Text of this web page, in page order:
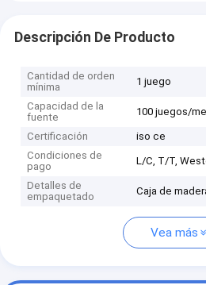
Descripción De Producto
Cantidad de orden
mínima
1 juego
Capacidad de la
fuente
100 juegos/
Certificación
iso ce
Condiciones de
pago
L/C, T/T,
Detalles de
empaquetado
Caja de
Vea más